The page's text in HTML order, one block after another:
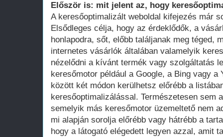
Először is: mit jelent az, hogy
A keresőoptimalizált weboldal kifejezés már
Elsődleges célja, hogy az érdeklődők, a
honlapodra, sőt, előbb találjanak meg téged,
internetes vásárlók általában valamelyik
nézelődni a kívánt termék vagy szolgáltatás
keresőmotor például a Google, a Bing vagy a
között két módon kerülhetsz előrébb a
keresőoptimalizálással. Természetesen sem
semelyik más keresőmotor üzemeltető nem
mi alapján sorolja előrébb vagy hátrébb a
hogy a látogató elégedett legyen azzal, amit